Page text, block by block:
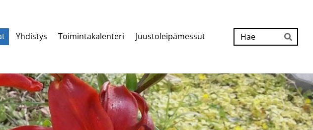
Yhdistys Toimintakalenteri Juustoleipämessut
Hae